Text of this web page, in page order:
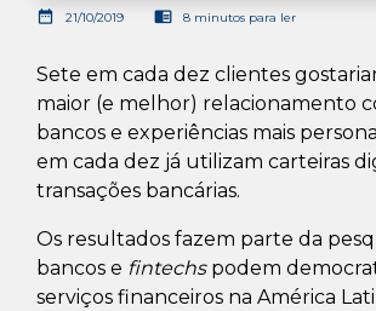
date_range 21/10/2019 chrome_reader_mode 8 minutos para ler
Sete em cada dez clientes
maior (e melhor) relacionamento
bancos e experiências mais
em cada dez já utilizam carteiras
transações bancárias.
Os resultados fazem parte da
bancos e fintechs podem
serviços financeiros na América